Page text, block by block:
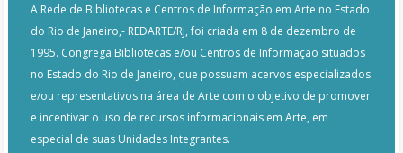
A Rede de Bibliotecas e Centros de Informação em Arte no Estado
do Rio de Janeiro,- REDARTE/RJ, foi criada em 8 de dezembro de
1995. Congrega Bibliotecas e/ou Centros de Informação situados
no Estado do Rio de Janeiro, que possuam acervos especializados
e/ou representativos na área de Arte com o objetivo de promover
e incentivar o uso de recursos informacionais em Arte, em
especial de suas Unidades Integrantes.